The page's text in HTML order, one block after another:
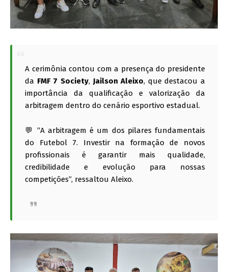
A cerimônia contou com a presença do presidente
da FMF 7 Society, Jailson Aleixo, que destacou a
importância da qualificação e valorização da
arbitragem dentro do cenário esportivo estadual.
💬 “A arbitragem é um dos pilares fundamentais
do Futebol 7. Investir na formação de novos
profissionais é garantir mais qualidade,
credibilidade e evolução para nossas
competições”, ressaltou Aleixo.